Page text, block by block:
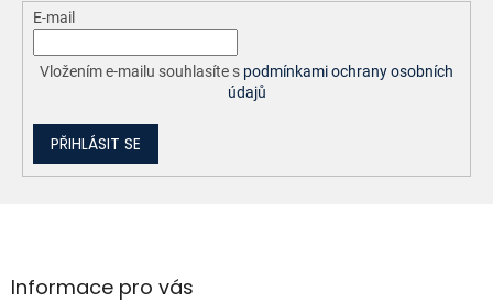
E-mail
Vložením e-mailu souhlasíte s podmínkami ochrany osobních
údajů
PŘIHLÁSIT SE
aInformace pro vás